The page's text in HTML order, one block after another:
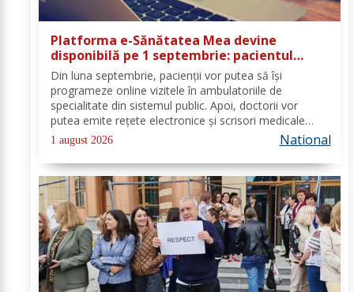
Platforma e-Sănătatea Mea devine
disponibilă pe 1 septembrie: pacientul
devine utilizator direct al sistemului
digital de sănătate
Din luna septembrie, pacienții vor putea să își
programeze online vizitele în ambulatoriile de
specialitate din sistemul public. Apoi, doctorii vor
putea emite rețete electronice și scrisori medicale
direct prin noua platformă. Se fac ultimele lucrări la
platforma „e-Sănătatea Mea" pentru aceste...
1 august 2026 National